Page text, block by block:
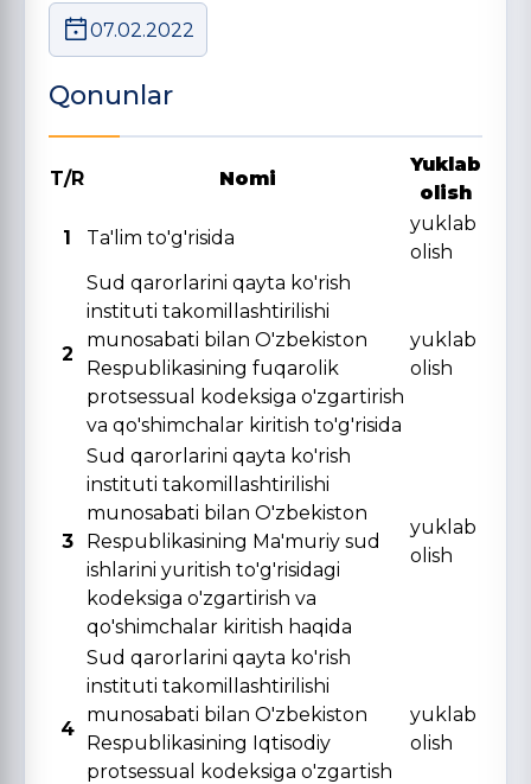
07.02.2022
Qonunlar
T/R Nomi
Yuklab
olish
1
Ta'lim to'g'risida
yuklab
olish
2
Sud qarorlarini qayta ko'rish
instituti takomillashtirilishi
munosabati bilan O'zbekiston
Respublikasining fuqarolik
protsessual kodeksiga o'zgartirish
va qo'shimchalar kiritish to'g'risida
yuklab
olish
3
Sud qarorlarini qayta ko'rish
instituti takomillashtirilishi
munosabati bilan O'zbekiston
Respublikasining Ma'muriy sud
ishlarini yuritish to'g'risidagi
kodeksiga o'zgartirish va
qo'shimchalar kiritish haqida
yuklab
olish
4
Sud qarorlarini qayta ko'rish
instituti takomillashtirilishi
munosabati bilan O'zbekiston
Respublikasining Iqtisodiy
protsessual kodeksiga o'zgartish
yuklab
olish